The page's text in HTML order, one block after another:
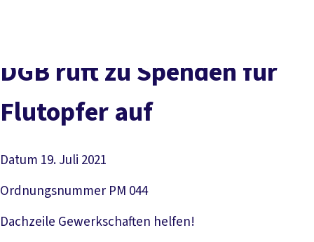
Service
Mitmachen
DGB ruft zu Spenden für
Flutopfer auf
Datum 19. Juli 2021
Ordnungsnummer PM 044
Dachzeile Gewerkschaften helfen!